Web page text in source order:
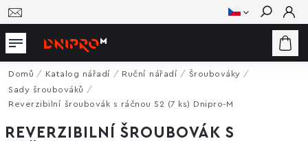
Hledat
Domů / Katalog nářadí / Ruční nářadí / Šroubováky /
Sady šroubováků /
Reverzibilní šroubovák s ráčnou S2 (7 ks) Dnipro-M
REVERZIBILNÍ ŠROUBOVÁK S